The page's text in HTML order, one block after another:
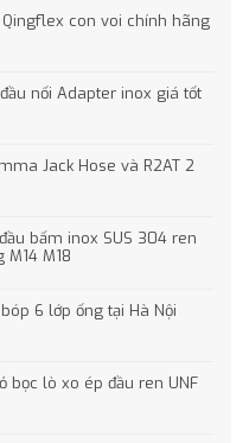
con voi chính hãng
nối Adapter inox giá tốt
Jack Hose và R2AT 2
bấm inox SUS 304 ren
M18
6 lớp ống tại Hà Nội
bọc lò xo ép đầu ren UNF